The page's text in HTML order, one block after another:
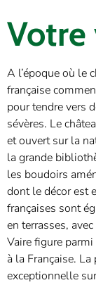
Votre
A l’époque où le
française
pour tendre vers
sévères. Le
et ouvert sur la
la grande
les boudoirs
dont le décor est
françaises sont
en terrasses,
Vaire figure
à la Française.
exceptionnelle